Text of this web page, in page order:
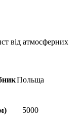
від атмосферних
Польща
5000